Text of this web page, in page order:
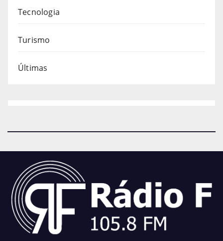
Tecnologia
Turismo
Últimas